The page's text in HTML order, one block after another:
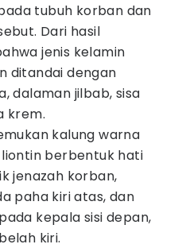
tubuh korban dan
Dari hasil
jenis kelamin
ditandai dengan
dalaman jilbab, sisa
krem.
kalung warna
berbentuk hati
jenazah korban,
paha kiri atas, dan
kepala sisi depan,
kiri.